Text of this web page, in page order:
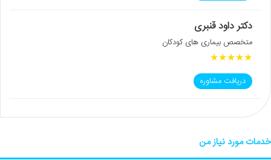
دکتر داود قنبری
متخصص بیماری های کودکان
★
★
★
★
★
دریافت مشاوره
خدمات مورد نیاز من